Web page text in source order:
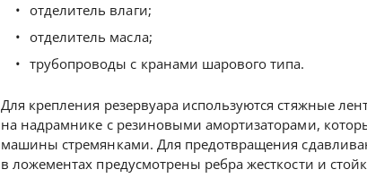
отделитель влаги;
отделитель масла;
трубопроводы с кранами шарового типа.
Для крепления резервуара используются стяжные
на надрамнике с резиновыми амортизаторами,
машины стремянками. Для предотвращения
в ложементах предусмотрены ребра жесткости и